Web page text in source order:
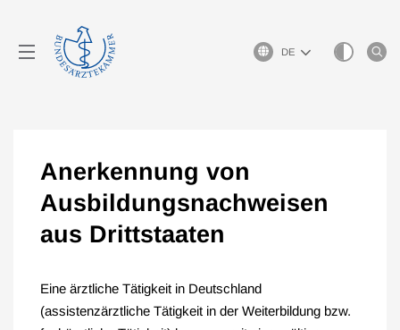
Sprachauswahl
Anerkennung von
Ausbildungsnachweisen
aus Drittstaaten
Eine ärztliche Tätigkeit in Deutschland
(assistenzärztliche Tätigkeit in der Weiterbildung bzw.